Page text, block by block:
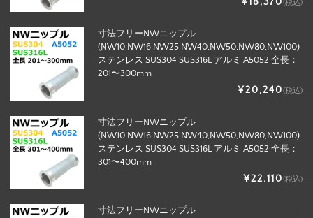
(税込)
寸法フリーNWニップル
(NW10,NW16,NW25,NW40,NW50,NW80,NW100)
ステンレス SUS304 SUS316L アルミ A5052 全長：
201〜300mm
¥20,240(税込)
寸法フリーNWニップル
(NW10,NW16,NW25,NW40,NW50,NW80,NW100)
ステンレス SUS304 SUS316L アルミ A5052 全長：
301〜400mm
¥22,110(税込)
寸法フリーNWニップル